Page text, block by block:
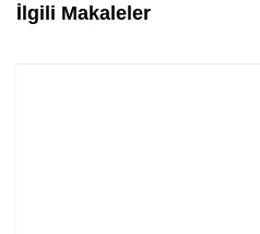
İlgili Makaleler